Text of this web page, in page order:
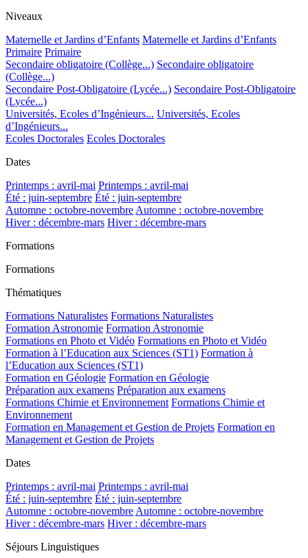
Niveaux
Maternelle et Jardins d’Enfants Maternelle et Jardins d’Enfants
Primaire Primaire
Secondaire obligatoire (Collège...) Secondaire obligatoire
(Collège...)
Secondaire Post-Obligatoire (Lycée...) Secondaire Post-Obligatoire
(Lycée...)
Universités, Ecoles d’Ingénieurs... Universités, Ecoles
d’Ingénieurs...
Ecoles Doctorales Ecoles Doctorales
Dates
Printemps : avril-mai Printemps : avril-mai
Été : juin-septembre Été : juin-septembre
Automne : octobre-novembreAutomne : octobre-novembre
Hiver : décembre-mars Hiver : décembre-mars
Formations
Formations
Thématiques
Formations Naturalistes Formations Naturalistes
Formation Astronomie Formation Astronomie
Formations en Photo et Vidéo Formations en Photo et Vidéo
Formation à l’Education aux Sciences (ST1) Formation à
l’Education aux Sciences (ST1)
Formation en Géologie Formation en Géologie
Préparation aux examens Préparation aux examens
Formations Chimie et Environnement Formations Chimie et
Environnement
Formation en Management et Gestion de Projets Formation en
Management et Gestion de Projets
Dates
Printemps : avril-mai Printemps : avril-mai
Été : juin-septembre Été : juin-septembre
Automne : octobre-novembreAutomne : octobre-novembre
Hiver : décembre-mars Hiver : décembre-mars
Séjours Linguistiques